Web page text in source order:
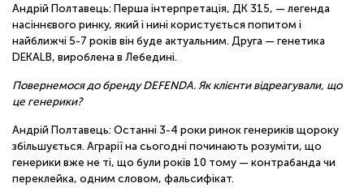
Андрій Полтавець: Перша інтерпретація, ДК 315, — легенда
насіннєвого ринку, який і нині користується попитом і
найближчі 5-7 років він буде актуальним. Друга — генетика
DEKALB, вироблена в Лебедині.
Повернемося до бренду DEFENDA. Як клієнти відреагували, що
це генерики?
Андрій Полтавець: Останні 3-4 роки ринок генериків щороку
збільшується. Аграрії на сьогодні починають розуміти, що
генерики вже не ті, що були років 10 тому — контрабанда чи
переклейка, одним словом, фальсифікат.